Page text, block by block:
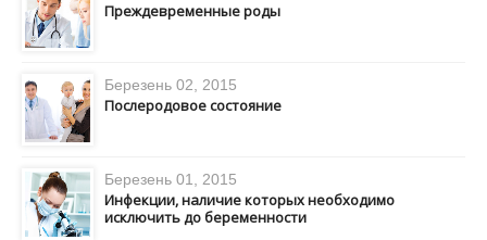
Преждевременные роды
Березень 02, 2015
Послеродовое состояние
Березень 01, 2015
Инфекции, наличие которых необходимо
исключить до беременности